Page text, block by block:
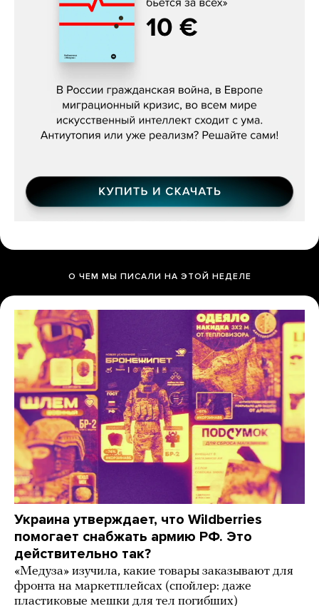
Константин Зарубин, «Наше сердце
О ЧЕМ МЫ ПИСАЛИ НА ЭТОЙ НЕДЕЛЕ
Украина утверждает, что Wildberries
помогает снабжать армию РФ. Это
действительно так?
«Медуза» изучила, какие товары заказывают для
фронта на маркетплейсах (спойлер: даже
пластиковые мешки для тел погибших)